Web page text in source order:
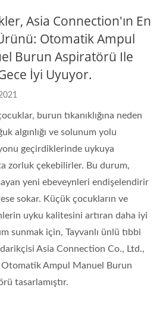
Asia Connection'ın En
Otomatik Ampul
Burun Aspiratörü Ile
İyi Uyuyor.
burun tıkanıklığına neden
algınlığı ve solunum yolu
geçirdiklerinde uykuya
zorluk çekebilirler. Bu durum,
yeni ebeveynleri endişelendirir
sokar. Küçük çocukların ve
uyku kalitesini artıran daha iyi
sunmak için, Tayvanlı ünlü tıbbi
Asia Connection Co., Ltd.,
Ampul Manuel Burun
tasarlamıştır.